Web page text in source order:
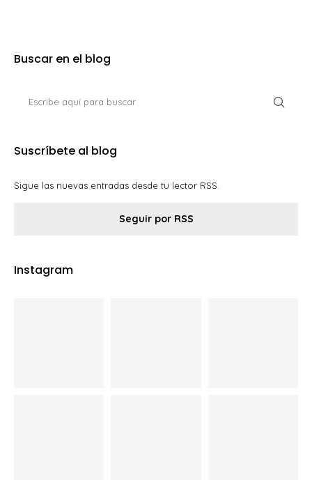
Buscar en el blog
Suscríbete al blog
Sigue las nuevas entradas desde tu lector RSS.
Seguir por RSS
Instagram